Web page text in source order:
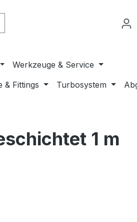
Werkzeuge & Service
& Fittings Turbosystem
1 m